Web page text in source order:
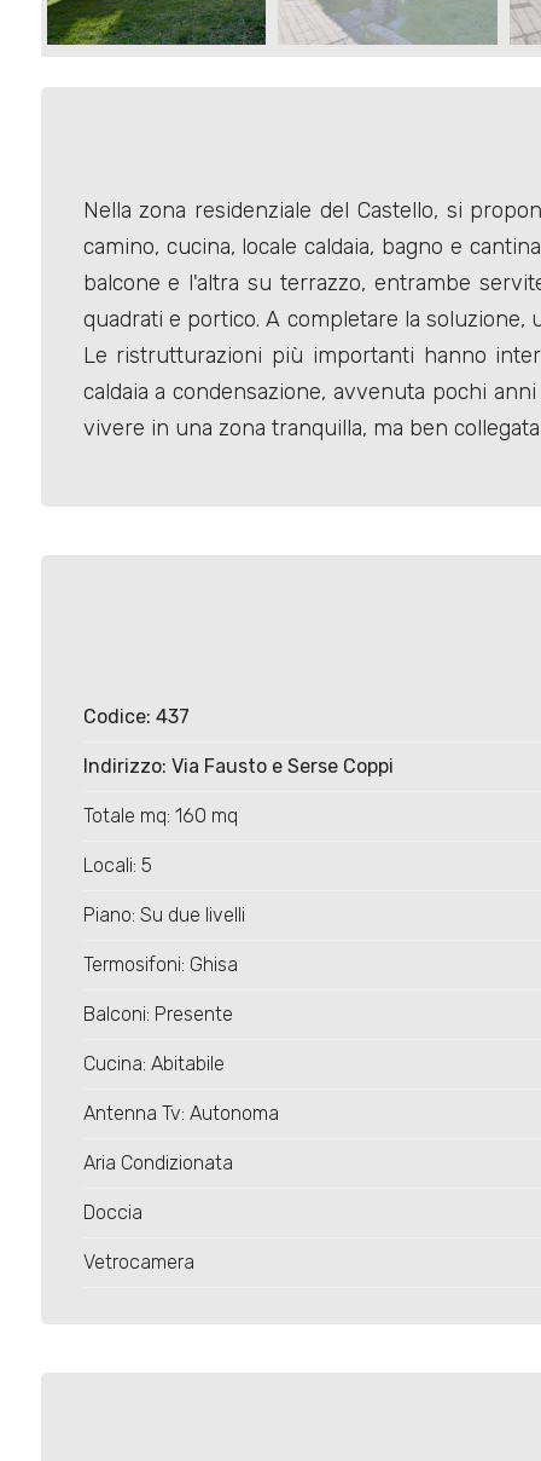
Nella zona residenziale del Castello, si
camino, cucina, locale caldaia, bagno e
balcone e l'altra su terrazzo, entrambe
quadrati e portico. A completare la
Le ristrutturazioni più importanti hanno
caldaia a condensazione, avvenuta pochi
vivere in una zona tranquilla, ma ben
Codice: 437
Indirizzo: Via Fausto e Serse Coppi
Totale mq: 160 mq
Locali: 5
Piano: Su due livelli
Termosifoni: Ghisa
Balconi: Presente
Cucina: Abitabile
Antenna Tv: Autonoma
Aria Condizionata
Doccia
Vetrocamera
Totale
Bagni
Qualsiasi